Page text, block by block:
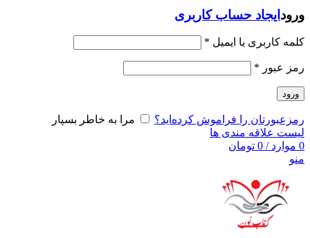
ورود ایجاد حساب کاربری
کلمه کاربری یا ایمیل *
رمز عبور *
ورود
رمزعبورتان را فراموش کرده‌اید؟
مرا به خاطر بسپار
لیست علاقه مندی ها
0 موارد /
0 تومان
منو